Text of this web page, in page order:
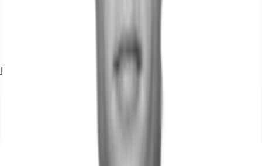
Bundesstraße, B 6, Fahrzeit: 5 min
Exposé herunterladen